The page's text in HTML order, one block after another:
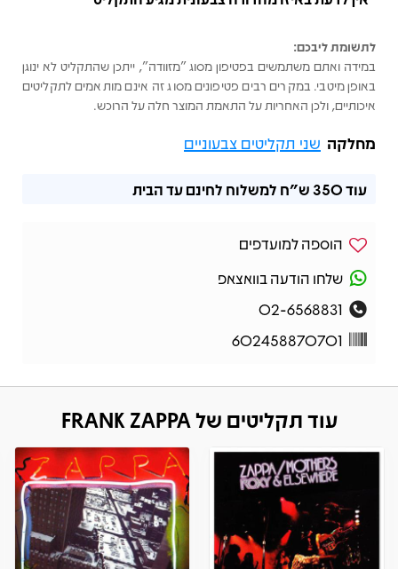
לתשומת ליבכם:
במידה ואתם משתמשים בפטיפון מסוג "מזוודה", ייתכן שהתקליט לא ינוגן
באופן מיטבי. במקרים רבים פטיפונים מסוג זה אינם מותאמים לתקליטים
איכותיים, ולכן האחריות על התאמת המוצר חלה על הרוכש.
מחלקה שני תקליטים צבעוניים
עוד350 ש"ח למשלוח לחינם עד הבית
הוספה למועדפים
שלחו הודעה בוואצאפ
02-6568831
602458870701
עוד תקליטים של FRANK ZAPPA